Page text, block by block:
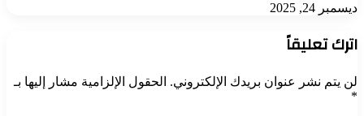
ديسمبر 24, 2025
اترك تعليقاً
لن يتم نشر عنوان بريدك الإلكتروني. الحقول الإلزامية مشار إليها بـ
*